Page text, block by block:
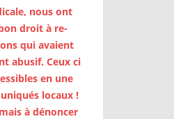
nous ont
droit à re-
qui avaient
abusif. Ceux ci
en une
locaux !
à dénoncer